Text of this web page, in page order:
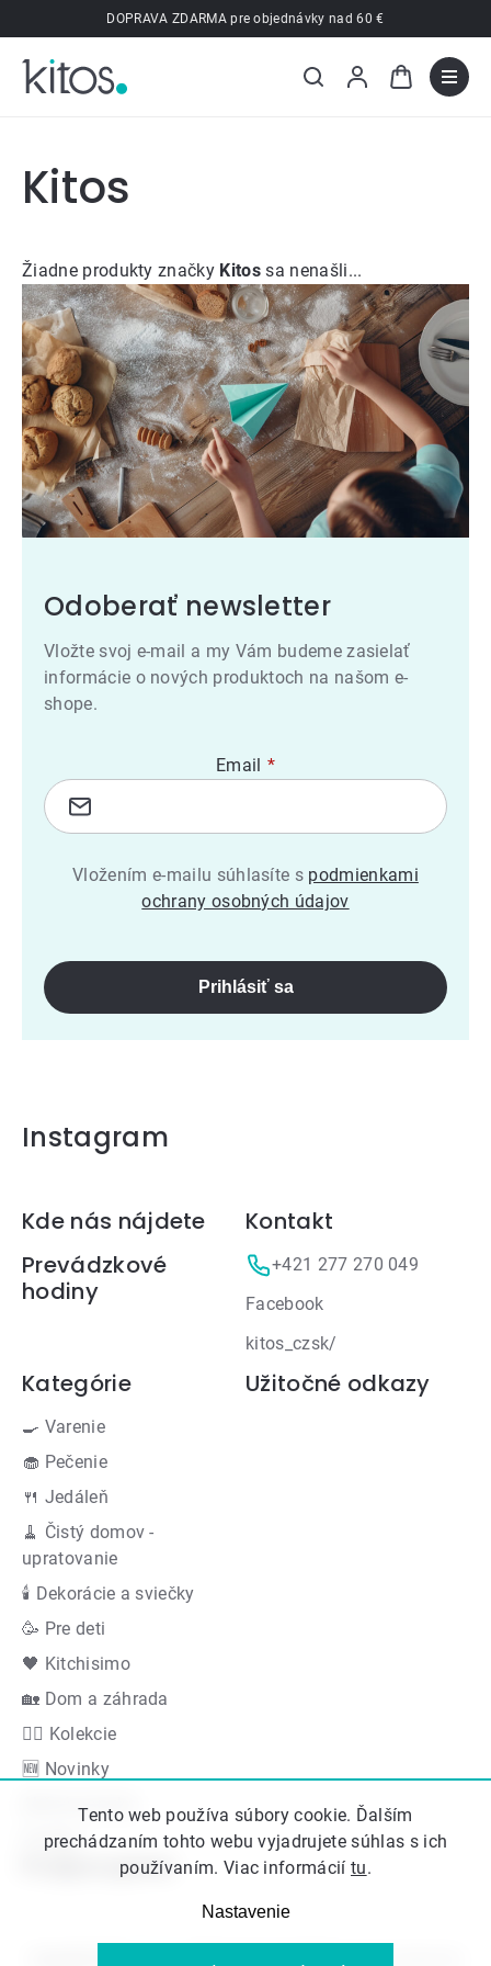
Tento web používa súbory cookie. Ďalším
prechádzaním tohto webu vyjadrujete súhlas s ich
používaním. Viac informácií tu.
Nastavenie
na
obsah
DOPRAVA ZDARMA pre objednávky nad 60 €
Kitos
Žiadne produkty značky Kitossa nenašli...
Odoberať newsletter
Vložte svoj e-mail a my Vám budeme zasielať
informácie o nových produktoch na našom e-
shope.
Email
Vložením e-mailu súhlasíte s podmienkami
ochrany osobných údajov
Prihlásiť sa
Instagram
Zápätie
Kde nás nájdete
Prevádzkové
hodiny
Kontakt
+421 277 270 049
Facebook
kitos_czsk/
Kategórie
🍳 Varenie
🧁 Pečenie
🍴 Jedáleň
🧹 Čistý domov -
upratovanie
🕯 Dekorácie a sviečky
🥳 Pre deti
🖤 Kitchisimo
🏡 Dom a záhrada
👍🏻 Kolekcie
🆕 Novinky
Akčná ponuka
Značky
Užitočné odkazy
Podporujeme